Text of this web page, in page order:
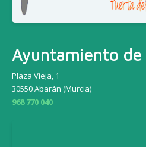
Ayuntamiento de
Plaza Vieja, 1
30550 Abarán (Murcia)
968 770 040